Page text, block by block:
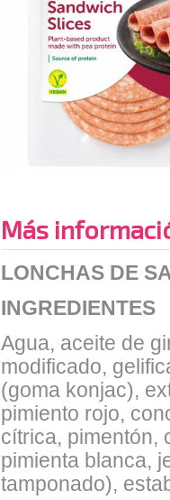
Más
LONCHAS DE
INGREDIENTES
Agua, aceite de
modificado,
(goma konjac),
pimiento rojo,
cítrica, pimentón,
pimienta blanca,
tamponado),